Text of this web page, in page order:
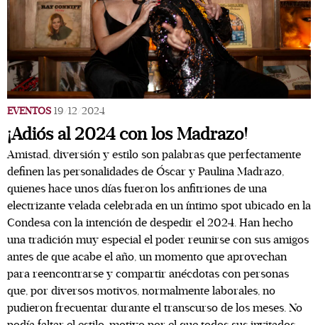
EVENTOS 19/12/2024
¡Adiós al 2024 con los Madrazo!
Amistad, diversión y estilo son palabras que perfectamente
definen las personalidades de Óscar y Paulina Madrazo,
quienes hace unos días fueron los anfitriones de una
electrizante velada celebrada en un íntimo spot ubicado en la
Condesa con la intención de despedir el 2024. Han hecho
una tradición muy especial el poder reunirse con sus amigos
antes de que acabe el año, un momento que aprovechan
para reencontrarse y compartir anécdotas con personas
que, por diversos motivos, normalmente laborales, no
pudieron frecuentar durante el transcurso de los meses. No